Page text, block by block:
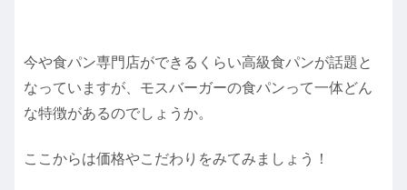
今や食パン専門店ができるくらい高級食パンが話題と
なっていますが、モスバーガーの食パンって一体どん
な特徴があるのでしょうか。
ここからは価格やこだわりをみてみましょう！